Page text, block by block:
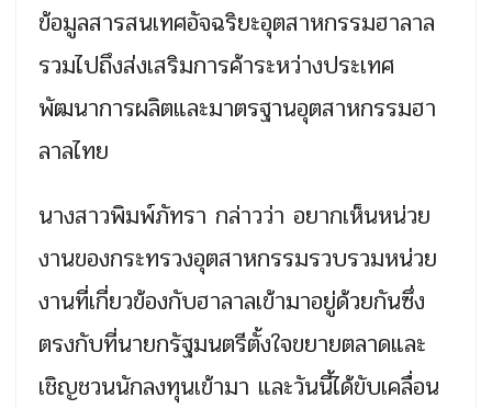
ข้อมูลสารสนเทศอัจฉริยะอุตสาหกรรมฮาลาล
รวมไปถึงส่งเสริมการค้าระหว่างประเทศ
พัฒนาการผลิตและมาตรฐานอุตสาหกรรมฮา
ลาลไทย
นางสาวพิมพ์ภัทรา กล่าวว่า อยากเห็นหน่วย
งานของกระทรวงอุตสาหกรรมรวบรวมหน่วย
งานที่เกี่ยวข้องกับฮาลาลเข้ามาอยู่ด้วยกันซึ่ง
ตรงกับที่นายกรัฐมนตรีตั้งใจขยายตลาดและ
เชิญชวนนักลงทุนเข้ามา และวันนี้ได้ขับเคลื่อน